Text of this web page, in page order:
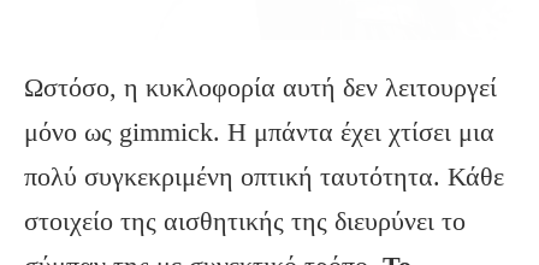
Ωστόσο, η κυκλοφορία αυτή δεν λειτουργεί
μόνο ως gimmick. Η μπάντα έχει χτίσει μια
πολύ συγκεκριμένη οπτική ταυτότητα. Κάθε
στοιχείο της αισθητικής της διευρύνει το